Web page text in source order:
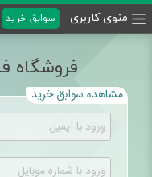
منوی کاربری سوابق خرید
فروشگاه
مشاهده سوابق خرید